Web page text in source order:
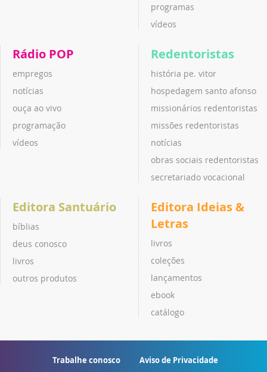
programas
vídeos
Rádio POP
empregos
notícias
ouça ao vivo
programação
vídeos
Redentoristas
história pe. vitor
hospedagem santo afonso
missionários redentoristas
missões redentoristas
notícias
obras sociais redentoristas
secretariado vocacional
Editora Santuário
bíblias
deus conosco
livros
outros produtos
Editora Ideias &
Letras
livros
coleções
lançamentos
ebook
catálogo
Trabalhe conosco Aviso de Privacidade